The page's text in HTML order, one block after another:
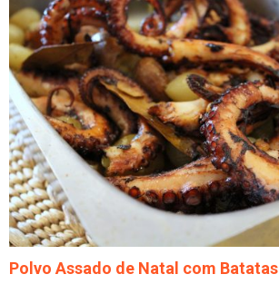
Polvo Assado de Natal com Batatas